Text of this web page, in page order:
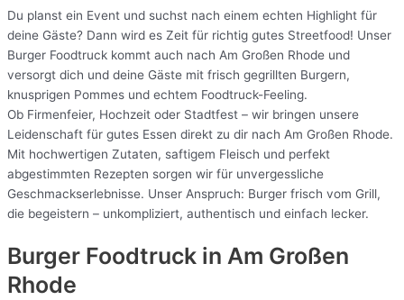
Du planst ein Event und suchst nach einem echten Highlight für
deine Gäste? Dann wird es Zeit für richtig gutes Streetfood! Unser
Burger Foodtruck kommt auch nach Am Großen Rhode und
versorgt dich und deine Gäste mit frisch gegrillten Burgern,
knusprigen Pommes und echtem Foodtruck-Feeling.
Ob Firmenfeier, Hochzeit oder Stadtfest – wir bringen unsere
Leidenschaft für gutes Essen direkt zu dir nach Am Großen Rhode.
Mit hochwertigen Zutaten, saftigem Fleisch und perfekt
abgestimmten Rezepten sorgen wir für unvergessliche
Geschmackserlebnisse. Unser Anspruch: Burger frisch vom Grill,
die begeistern – unkompliziert, authentisch und einfach lecker.
Burger Foodtruck in Am Großen
Rhode